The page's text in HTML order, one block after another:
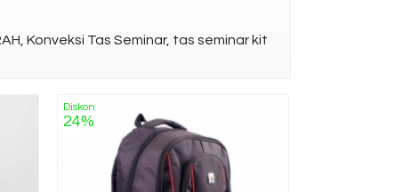
Konveksi Tas Seminar, tas seminar kit
Diskon
24%